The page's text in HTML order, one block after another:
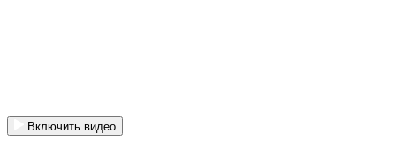
Включить видео